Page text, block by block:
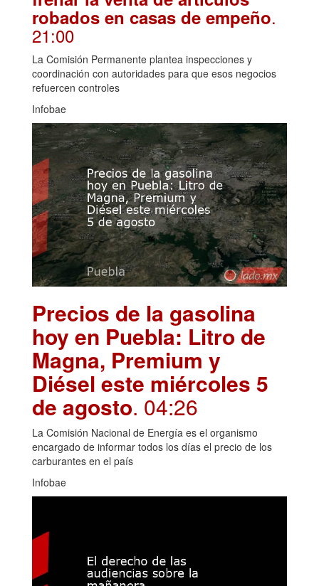
robados en casas de empeño.
21:00
La Comisión Permanente plantea inspecciones y
coordinación con autoridades para que esos negocios
refuercen controles
Infobae
Precios de la gasolina
hoy en Puebla: Litro de
Magna, Premium y
Diésel este miércoles 5
de agosto. 04:26
La Comisión Nacional de Energía es el organismo
encargado de informar todos los días el precio de los
carburantes en el país
Infobae